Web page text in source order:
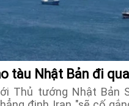
tàu Nhật Bản đi
Thủ tướng Nhật Bản